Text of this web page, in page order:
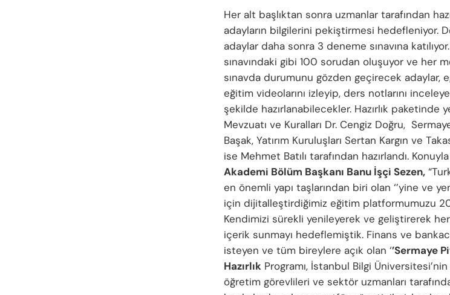
Her alt başlıktan sonra uzmanlar tarafından
adayların bilgilerini pekiştirmesi hedefleniyor.
adaylar daha sonra 3 deneme sınavına
sınavındaki gibi 100 sorudan oluşuyor ve her
sınavda durumunu gözden geçirecek adaylar,
eğitim videolarını izleyip, ders notlarını
şekilde hazırlanabilecekler. Hazırlık paketinde
Mevzuatı ve Kuralları Dr. Cengiz Doğru,
Başak, Yatırım Kuruluşları Sertan Kargın ve
ise Mehmet Batılı tarafından hazırlandı.
Akademi Bölüm Başkanı Banu İşçi Sezen,
en önemli yapı taşlarından biri olan ‘’yine ve
için dijitalleştirdiğimiz eğitim platformumuzu
Kendimizi sürekli yenileyerek ve geliştirerek
içerik sunmayı hedeflemiştik. Finans ve
isteyen ve tüm bireylere açık olan ‘’Sermaye
Hazırlık Programı, İstanbul Bilgi
öğretim görevlileri ve sektör uzmanları